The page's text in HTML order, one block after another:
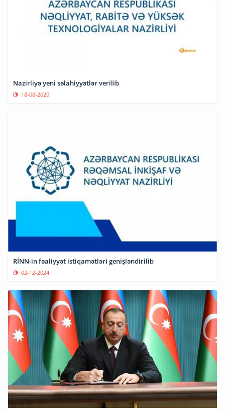
Nazirliyə yeni səlahiyyətlər verilib
18-08-2020
RİNN-in fəaliyyət istiqamətləri genişləndirilib
02-12-2024